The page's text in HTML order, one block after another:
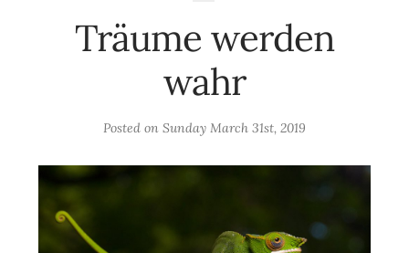
Träume werden
wahr
Posted on Sunday March 31st, 2019